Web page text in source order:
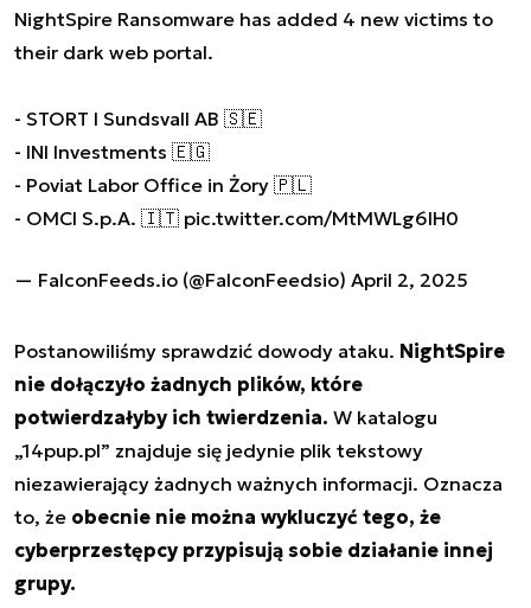
NightSpire Ransomware has added 4 new victims to
their dark web portal.
- STORT I Sundsvall AB 🇸🇪
- INI Investments 🇪🇬
- Poviat Labor Office in Żory 🇵🇱
- OMCI S.p.A. 🇮🇹 pic.twitter.com/MtMWLg6lH0
— FalconFeeds.io (@FalconFeedsio) April 2, 2025
Postanowiliśmy sprawdzić dowody ataku. NightSpire
nie dołączyło żadnych plików, które
potwierdzałyby ich twierdzenia. W katalogu
„14pup.pl” znajduje się jedynie plik tekstowy
niezawierający żadnych ważnych informacji. Oznacza
to, że obecnie nie można wykluczyć tego, że
cyberprzestępcy przypisują sobie działanie innej
grupy.